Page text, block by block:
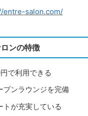
・メールボック
※料金は24ヶ月契
否 可能
ビス 会議室あり、郵
供される住所は一等地に
で、急ぎでビジネスを始
、即時写真で通知しても
entre-salon.com/
ンの特徴
で利用できる
プンラウンジを完備
トが充実している